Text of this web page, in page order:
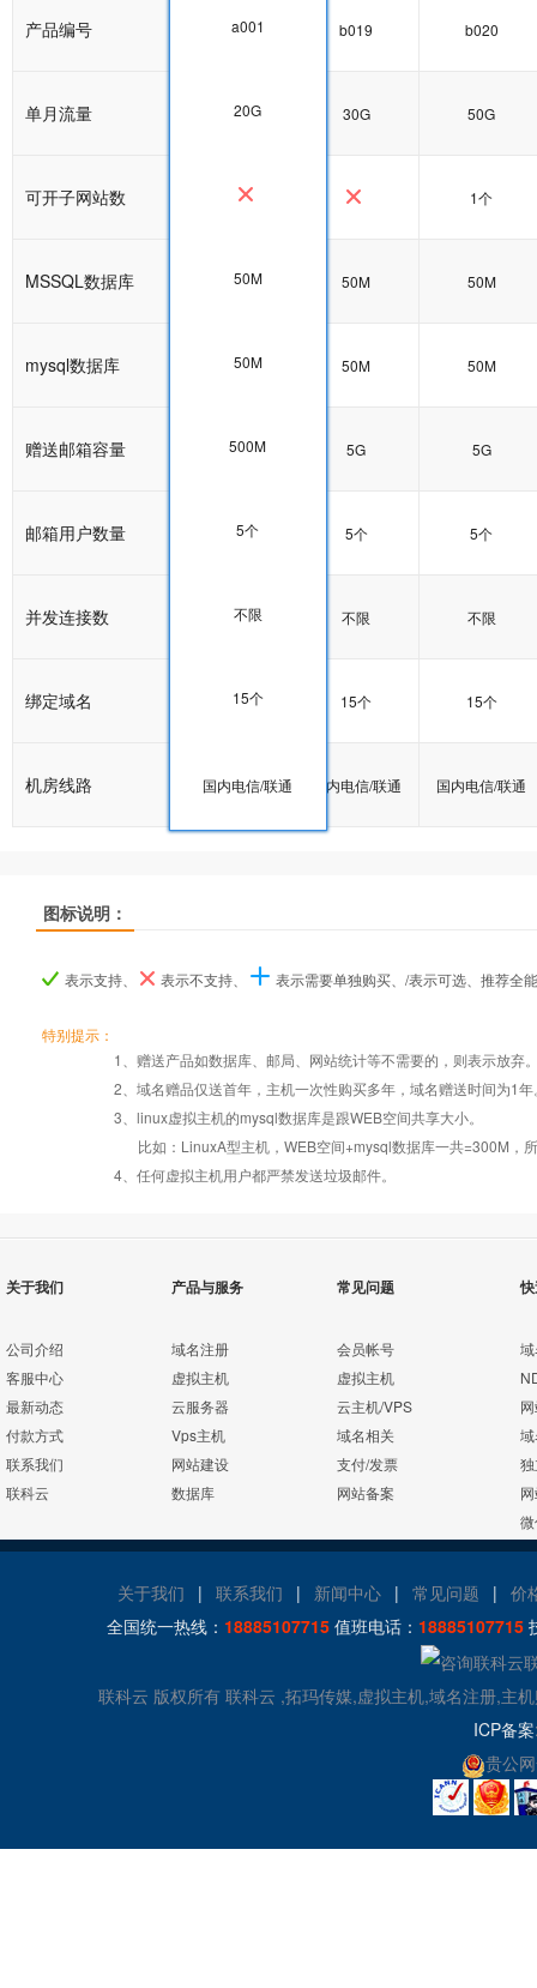
产品编号 a001 b019 b020
单月流量 20G 30G 50G
可开子网站数 1个
MSSQL数据库 50M 50M 50M
mysql数据库 50M 50M 50M
赠送邮箱容量 5G 5G 5G
邮箱用户数量 5个 5个 5个
并发连接数 不限 不限 不限
绑定域名 15个 15个 15个
机房线路 国内电信/联通 国内电信/联通 国内电信/联通
a001
20G
50M
50M
500M
5个
不限
15个
国内电信/联通
产品名称
Windows2008 Windows2008 Windows2008
ASP.net
MSSQL
版本：2000/2005/
2008/2012
MySQL
Access数据库
Gzip压缩
产品名称
错误页面定义
免费预装软件
Urlrewrite
百度云加速
产品名称
数据定期备份
数据自助恢复
千兆防火墙系统
QQ全球免费电话
24x7x365
电话技术支持
图标说明：
表示支持、 表示不支持、 表示需要单独购买、/表示可选、推荐全
特别提示：
1、赠送产品如数据库、邮局、网站统计等不需要的，则表示放弃
2、域名赠品仅送首年，主机一次性购买多年，域名赠送时间为1年
3、linux虚拟主机的mysql数据库是跟WEB空间共享大小。
比如：LinuxA型主机，WEB空间+mysql数据库一共=300M，
4、任何虚拟主机用户都严禁发送垃圾邮件。
关于我们
公司介绍
客服中心
最新动态
付款方式
联系我们
联科云
产品与服务
域名注册
虚拟主机
云服务器
Vps主机
网站建设
数据库
常见问题
会员帐号
虚拟主机
云主机/VPS
域名相关
支付/发票
网站备案
关于我们 | 联系我们 | 新闻中心 | 常见问题 | 价
全国统一热线： 18885107715 值班电话： 18885107715
联科云 版权所有 联科云 ,拓玛传媒,虚拟主机,域名注册,主
ICP备案
贵公